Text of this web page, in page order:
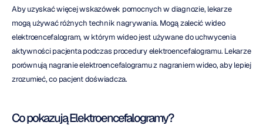
Aby uzyskać więcej wskazówek pomocnych w diagnozie, lekarze
mogą używać różnych technik nagrywania. Mogą zalecić wideo
elektroencefalogram, w którym wideo jest używane do uchwycenia
aktywności pacjenta podczas procedury elektroencefalogramu. Lekarze
porównują nagranie elektroencefalogramu z nagraniem wideo, aby lepiej
zrozumieć, co pacjent doświadcza.
Co pokazują Elektroencefalogramy?